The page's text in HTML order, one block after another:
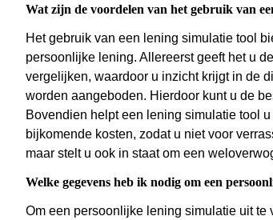
Wat zijn de voordelen van het gebruik van
Het gebruik van een lening simulatie tool
persoonlijke lening. Allereerst geeft het u
vergelijken, waardoor u inzicht krijgt in de
worden aangeboden. Hierdoor kunt u de
Bovendien helpt een lening simulatie tool
bijkomende kosten, zodat u niet voor
maar stelt u ook in staat om een
Welke gegevens heb ik nodig om een
Om een persoonlijke lening simulatie uit